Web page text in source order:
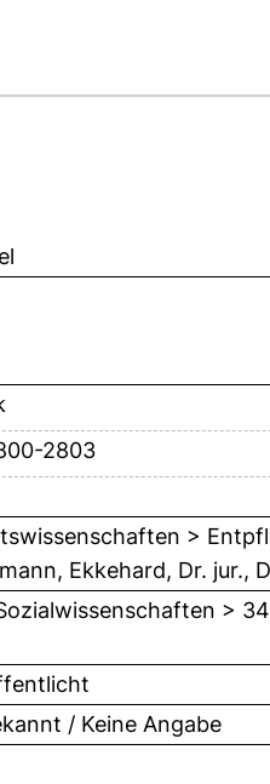
2803
>
Ekkehard, Dr. jur.,
>
/ Keine Angabe